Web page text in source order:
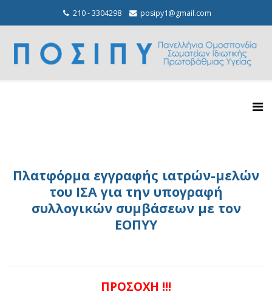
210 - 3304298 posipy1@gmail.com
Πλατφόρμα εγγραφής ιατρών-μελών
του ΙΣΑ για την υπογραφή
συλλογικών συμβάσεων με τον
ΕΟΠΥΥ
ΠΡΟΣΟΧΗ !!!